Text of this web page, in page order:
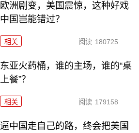
欧洲剧变，美国震惊，这种好戏
中国岂能错过？
相关 阅读 180725
东亚火药桶，谁的主场，谁的“桌
上餐”？
相关 阅读 179158
逼中国走自己的路，终会把美国